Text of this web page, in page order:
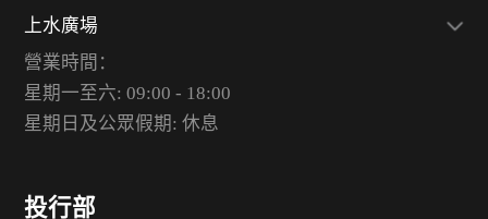
上水廣場
營業時間：
星期一至六: 09:00 - 18:00
星期日及公眾假期: 休息
投行部